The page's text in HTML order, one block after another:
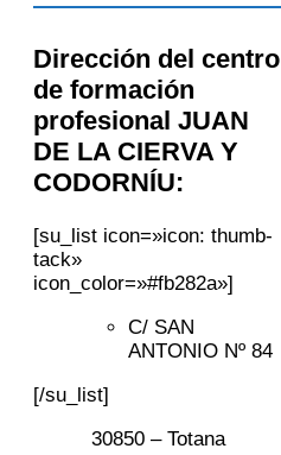
Dirección del centro
de formación
profesional JUAN
DE LA CIERVA Y
CODORNÍU:
[su_list icon=»icon: thumb-
tack»
icon_color=»#fb282a»]
C/ SAN
ANTONIO Nº 84
[/su_list]
30850 – Totana